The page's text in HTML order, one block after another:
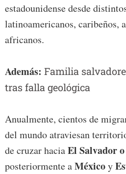
estadounidense desde
latinoamericanos, caribeños,
africanos.
Además: Familia
tras falla geológica
Anualmente, cientos de
del mundo atraviesan
de cruzar haciaEl Salvador
posteriormente aMéxicoy